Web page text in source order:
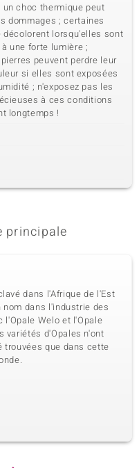
un choc thermique peut
dommages ; certaines
décolorent lorsqu'elles sont
une forte lumière ;
peuvent perdre leur
si elles sont exposées
; n'exposez pas les
à ces conditions
longtemps !
principale
dans l'Afrique de l'Est
dans l'industrie des
l'Opale Welo et l'Opale
variétés d'Opales n'ont
trouvées que dans cette